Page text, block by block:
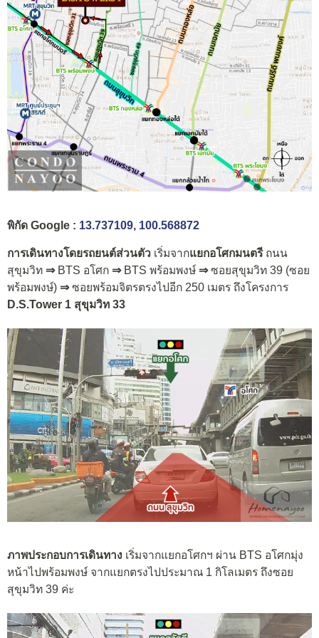
พิกัด Google : 13.737109, 100.568872
การเดินทางโดยรถยนต์ส่วนตัว เริ่มจากแยกอโศกมนตรี ถนน
สุขุมวิท ⇒ BTS อโศก ⇒ BTS พร้อมพงษ์ ⇒ซอยสุขุมวิท 39 (ซอย
พร้อมพงษ์) ⇒ซอยพร้อมจิตรตรงไปอีก 250 เมตร ถึงโครงการ
D.S.Tower 1 สุขุมวิท 33
ภาพประกอบการเดินทาง เริ่มจากแยกอโศกฯ ผ่าน BTS อโศกมุ่ง
หน้าไปพร้อมพงษ์ จากแยกตรงไปประมาณ 1 กิโลเมตร ถึงซอย
สุขุมวิท 39 ค่ะ